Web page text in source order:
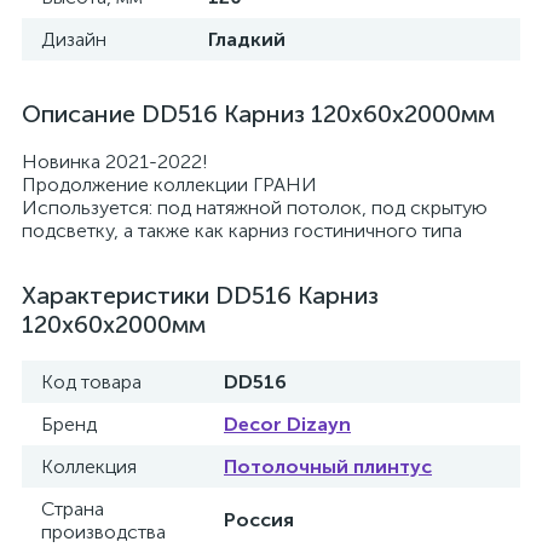
Дизайн
Гладкий
Описание DD516 Карниз 120х60х2000мм
Новинка 2021-2022!
Продолжение коллекции ГРАНИ
Используется: под натяжной потолок, под скрытую
подсветку, а также как карниз гостиничного типа
Характеристики DD516 Карниз
120х60х2000мм
Код товара
DD516
Бренд
Decor Dizayn
Коллекция
Потолочный плинтус
Страна
производства
Россия